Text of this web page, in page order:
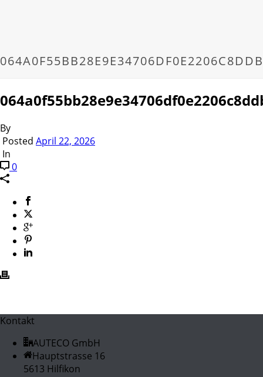
By
Posted April 22, 2026
In
0
Kontakt
AUTECO GmbH
Hauptstrasse 16
5613 Hilfikon